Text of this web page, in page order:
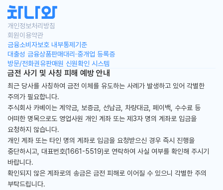
국산차/수입차 전차종
물량확보! 7일 이내 즉시출고!
차나와는 '즉시출고 실시간 조회'서비스를 통해
7일내 출고보장!
개인정보처리방침
회원이용약관
금융소비자보호 내부통제기준
대출성 금융상품판매대리·중개업 등록증
방문/전화권유판매원 신원확인 시스템
금전 사기 및 사칭 피해 예방 안내
최근 당사를 사칭하여 금전 이체를 유도하는 사례가 발생하고 있어 각별한
주의가 필요합니다.
주식회사 카베이는 계약금, 보증금, 선납금, 차량대금, 페이백, 수수료 등
어떠한 명목으로도 영업사원 개인 계좌 또는 제3자 명의 계좌로 입금을
요청하지 않습니다.
개인 계좌 또는 타인 명의 계좌로 입금을 요청받으신 경우 즉시 진행을
중단하시고, 대표번호(1661-5519)로 연락하여 사실 여부를 확인해 주시기
바랍니다.
확인되지 않은 계좌로의 송금은 금전 피해로 이어질 수 있으니 각별한 주의
부탁드립니다.